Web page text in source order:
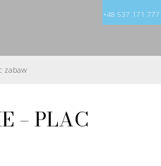
+48 537 171 777
zabaw
– PLAC